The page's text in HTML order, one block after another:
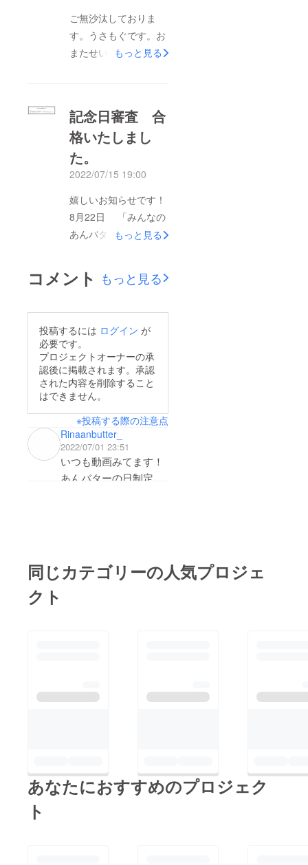
い。返礼品の種類が違
うor状態が悪い。など
手違い、不良等ありま
ればと思います。何卒
よろしくお願いいたし
ます。うさもぐクラ
ファン事務局
ご無沙汰しておりま
す。うさもぐです。お
またせいたしました。
できるよう作業を進め
ております。つきまし
ては以前の登録より住
所が変わっている方、
品を届けたい方、下記
のリンク記事を参考に
宛先の確認及び、必要
いたします。※住所変
業はございませんお届
け先（メンバー特典の
受け取り先住所）の変
更方法を知りたい宛先
ラベルを作成するた
め、10/6 23:59までに
修正をお願いいたしま
す。上記、何卒よろし
くお願いいたします。
もっと見る
記念日審査 合
格いたしまし
た。
2022/07/15 19:00
嬉しいお知らせです！
8月22日 「みんなの
あんバターの日」日本
らせをいただき審査が
通りました！これより
録する予定です。ご支
援のほど重ね重ねあり
がとうございました。
手続き完了し次第改め
きます。リターングッ
ズのほうも作成を進め
ておりますので、楽し
みにしていてくださ
もっと見る
コメント もっと見る
投稿するには ログイン が
必要です。
プロジェクトオーナーの承
認後に掲載されます。承認
された内容を削除すること
はできません。
※投稿する際の注意点
Rinaanbutter_
2022/07/01 23:51
いつも動画みてます！
あんバターの日制定の
同じカテゴリーの人気プロジェ
クト
あなたにおすすめのプロジェク
ト